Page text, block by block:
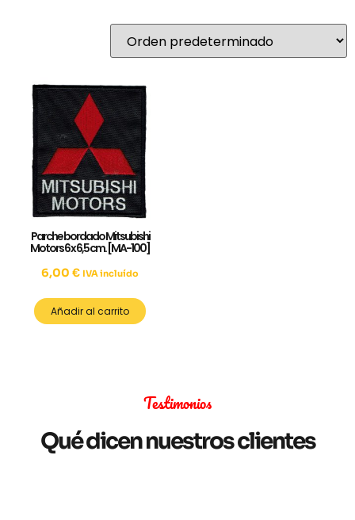
Parche bordado Mitsubishi
Motors 6 x 6,5 cm. [MA-100]
6,00 € IVA incluído
Añadir al carrito
Testimonios
Qué dicen nuestros clientes